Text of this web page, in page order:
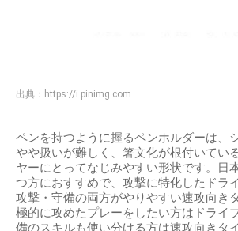
出典： https://i.pinimg.com
ペンを持つように握るペンホルダーは、
やや扱いが難しく、箸文化が根付いてい
ヤーにとってなじみやすい形状です。日
つ方におすすめで、攻撃に特化したドラ
攻撃・守備の両方がやりやすい速攻向き
極的に攻めたプレーをしたい方はドライ
備のスキルも使い分ける方は速攻向きタ